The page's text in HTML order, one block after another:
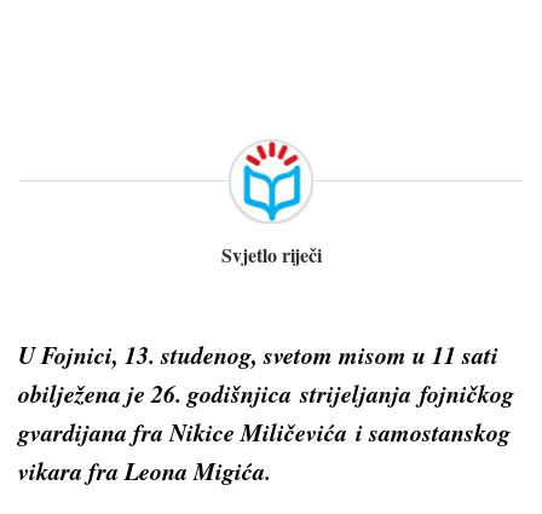
Svjetlo riječi
U Fojnici, 13. studenog, svetom misom u 11 sati
obilježena je 26. godišnjica strijeljanja fojničkog
gvardijana fra Nikice Miličevića i samostanskog
vikara fra Leona Migića.